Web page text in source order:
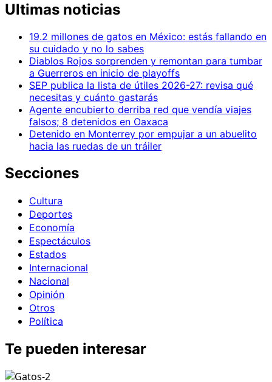
Ultimas noticias
19.2 millones de gatos en México: estás fallando en
su cuidado y no lo sabes
Diablos Rojos sorprenden y remontan para tumbar
a Guerreros en inicio de playoffs
SEP publica la lista de útiles 2026-27: revisa qué
necesitas y cuánto gastarás
Agente encubierto derriba red que vendía viajes
falsos; 8 detenidos en Oaxaca
Detenido en Monterrey por empujar a un abuelito
hacia las ruedas de un tráiler
Secciones
Cultura
Deportes
Economía
Espectáculos
Estados
Internacional
Nacional
Opinión
Otros
Política
Te pueden interesar